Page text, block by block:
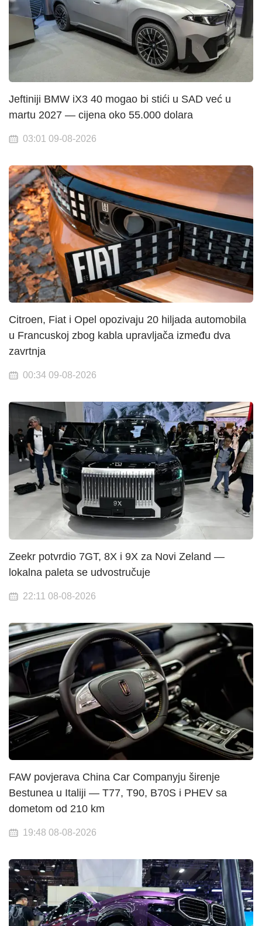
Jeftiniji BMW iX3 40 mogao bi stići u SAD već u
martu 2027 — cijena oko 55.000 dolara
03:01 09-08-2026
Citroen, Fiat i Opel opozivaju 20 hiljada automobila
u Francuskoj zbog kabla upravljača između dva
zavrtnja
00:34 09-08-2026
Zeekr potvrdio 7GT, 8X i 9X za Novi Zeland —
lokalna paleta se udvostručuje
22:11 08-08-2026
FAW povjerava China Car Companyju širenje
Bestunea u Italiji — T77, T90, B70S i PHEV sa
dometom od 210 km
19:48 08-08-2026